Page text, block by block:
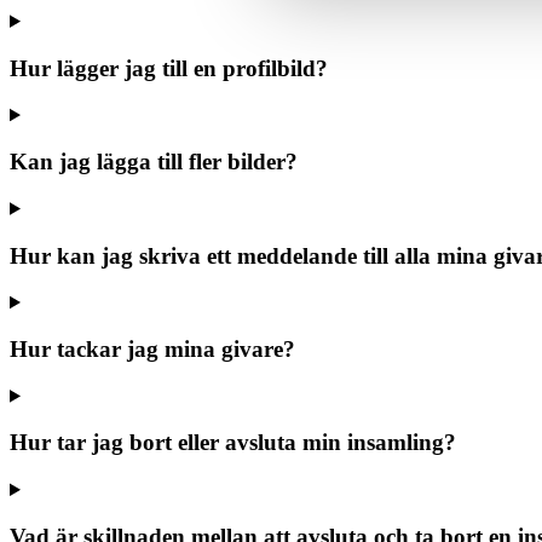
Hur lägger jag till en profilbild?
Kan jag lägga till fler bilder?
Hur kan jag skriva ett meddelande till alla mina
Hur tackar jag mina givare?
Hur tar jag bort eller avsluta min insamling?
Vad är skillnaden mellan att avsluta och ta bort en